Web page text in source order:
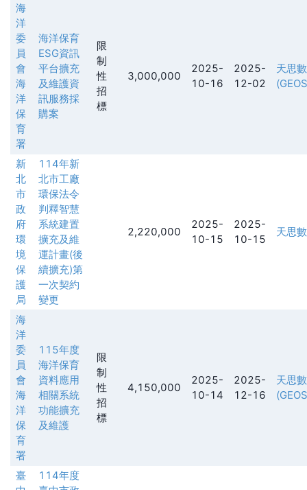
海
洋
委
員
會
海
洋
保
育
署
海洋保育
ESG資訊
平台擴充
及維護資
訊服務採
購案
限
制
性
招
標
3,000,000
2025-
10-16
2025-
12-02
天思
新
北
市
政
府
環
境
保
護
局
114年新
北市工廠
環保法令
判釋智慧
系統建置
擴充及維
運計畫(後
續擴充)第
一次契約
變更
2,220,000
2025-
10-15
2025-
10-15
天思
海
洋
委
員
會
海
洋
保
育
署
115年度
海洋保育
資料應用
相關系統
功能擴充
及維護
限
制
性
招
標
4,150,000
2025-
10-14
2025-
12-16
天思
臺
114年度